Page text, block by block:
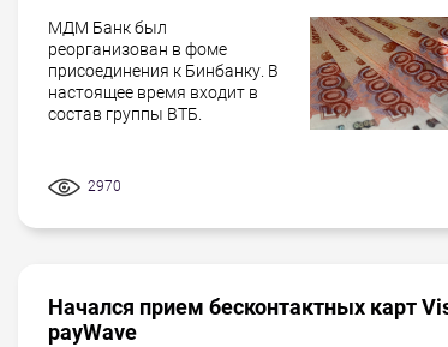
МДМ Банк был
реорганизован в фоме
присоединения к Бинбанку. В
настоящее время входит в
состав группы ВТБ.
2970
Начался прием бесконтактных карт
payWave